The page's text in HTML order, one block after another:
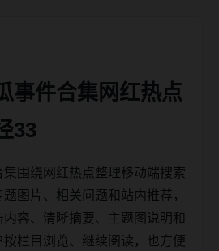
事件合集网红热点
33
围绕网红热点整理移动端搜索
图片、相关问题和站内推荐，
容、清晰摘要、主题图说明和
按栏目浏览、继续阅读，也方便